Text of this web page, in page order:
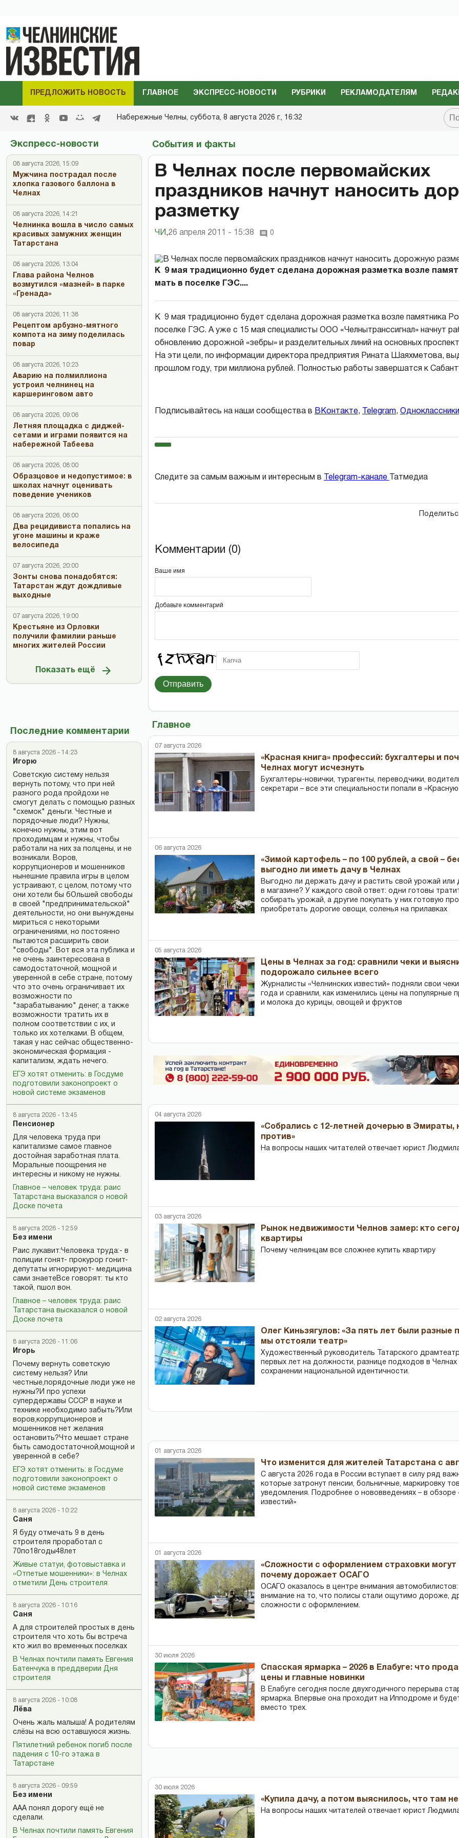
ПРЕДЛОЖИТЬ НОВОСТЬ ГЛАВНОЕ ЭКСПРЕСС-НОВОСТИ РУБРИКИ РЕКЛАМОДАТЕЛЯМ
Набережные Челны, суббота, 8 августа 2026 г., 16:32
Экспресс-новости
08 августа 2026, 15:09
Мужчина пострадал после
хлопка газового баллона в
Челнах
08 августа 2026, 14:21
Челнинка вошла в число самых
красивых замужних женщин
Татарстана
08 августа 2026, 13:04
Глава района Челнов
возмутился «мазней» в парке
«Гренада»
08 августа 2026, 11:38
Рецептом арбузно-мятного
компота на зиму поделилась
повар
08 августа 2026, 10:23
Аварию на полмиллиона
устроил челнинец на
каршеринговом авто
08 августа 2026, 09:06
Летняя площадка с диджей-
сетами и играми появится на
набережной Табеева
08 августа 2026, 08:00
Образцовое и недопустимое: в
школах начнут оценивать
поведение учеников
08 августа 2026, 06:00
Два рецидивиста попались на
угоне машины и краже
велосипеда
07 августа 2026, 20:00
Зонты снова понадобятся:
Татарстан ждут дождливые
выходные
07 августа 2026, 19:00
Крестьяне из Орловки
получили фамилии раньше
многих жителей России
Показать ещё
Последние комментарии
8 августа 2026 - 14:23
Игорю
Советскую систему нельзя
вернуть потому, что при ней
разного рода пройдохи не
смогут делать с помощью разных
"схемок" деньги. Честные и
порядочные люди? Нужны,
конечно нужны, этим вот
проходимцам и нужны, чтобы
работали на них за полцены, и не
возникали. Воров,
коррупционеров и мошенников
нынешние правила игры в целом
устраивают, с целом, потому что
они хотели бы бОльшей свободы
в своей "предпринимательской"
деятельности, но они вынуждены
мириться с некоторыми
ограничениями, но постоянно
пытаются расширить свои
"свободы". Вот вся эта публика и
не очень заинтересована в
самодостаточной, мощной и
уверенной в себе стране, потому
что это очень ограничивает их
возможности по
"зарабатыванию" денег, а также
возможности тратить их в
полном соответствии с их, и
только их хотелками. В общем,
такая у нас сейчас общественно-
экономическая формация -
капитализм, ждать нечего.
ЕГЭ хотят отменить: в Госдуме
подготовили законопроект о
новой системе экзаменов
8 августа 2026 - 13:45
Пенсионер
Для человека труда при
капитализме самое главное
достойная заработная плата.
Моральные поощрения не
интересны и никому не нужны.
Главное – человек труда: раис
Татарстана высказался о новой
Доске почета
8 августа 2026 - 12:59
Без имени
Раис лукавит:Человека труда:- в
полиции гонят- прокурор гонит-
депутаты игнорируют- медицина
сами знаетеВсе говорят: ты кто
такой, пшол вон.
Главное – человек труда: раис
Татарстана высказался о новой
Доске почета
8 августа 2026 - 11:06
Игорь
Почему вернуть советскую
систему нельзя? Или
честные,порядочные люди уже не
нужны?И про успехи
супердержавы СССР в науке и
технике необходимо забыть?Или
воров,коррупционеров и
мошенников нет желания
остановить?Что мешает стране
быть самодостаточной,мощной и
уверенной в себе?
ЕГЭ хотят отменить: в Госдуме
подготовили законопроект о
новой системе экзаменов
8 августа 2026 - 10:22
Саня
Я буду отмечать 9 в день
строителя проработал с
70по18годы48лет
Живые статуи, фотовыставка и
«Отпетые мошенники»: в Челнах
отметили День строителя
8 августа 2026 - 10:16
Саня
А для строителей простых в день
строителя что хоть бы встреча
кто жил во временных поселках
В Челнах почтили память Евгения
Батенчука в преддверии Дня
строителя
8 августа 2026 - 10:08
Лёва
Очень жаль малыша! А родителям
слёзы на всю оставшуюся жизнь.
Пятилетний ребенок погиб после
падения с 10-го этажа в
Татарстане
8 августа 2026 - 09:59
Без имени
ААА понял дорогу ещё не
сделали.
В Челнах почтили память Евгения
События и факты
В Челнах после первомайских
праздников начнут наносить
разметку
ЧИ ,26 апреля 2011 - 15:38 0
К 9 мая традиционно будет сделана дорожная разметка возле
мать в поселке ГЭС....
К 9 мая традиционно будет сделана дорожная разметка возле памятника
поселке ГЭС. А уже с 15 мая специалисты ООО «Челнытранссигнал» начнут
обновлению дорожной «зебры» и разделительных линий на основных
На эти цели, по информации директора предприятия Рината Шаяхметова,
прошлом году, три миллиона рублей. Полностью работы завершатся к
Подписывайтесь на наши сообщества в ВКонтакте, Telegram, Одноклассники
Следите за самым важным и интересным в Telegram-канале Татмедиа
Комментарии (0)
Ваше имя
Добавьте комментарий
Отправить
Главное
07 августа 2026
«Красная книга» профессий: бухгалтеры и
Челнах могут исчезнуть
Бухгалтеры-новички, тур­агенты, переводчики,
секретари – все эти специальности попали в
06 августа 2026
«Зимой картофель – по 100 рублей, а свой –
выгодно ли иметь дачу в Челнах
Выгодно ли держать дачу и растить свой урожай или
в магазине? У каждого свой ответ: одни готовы
собирать урожай, а другие покупать у них готовую
приобретать дорогие овощи, соленья на прилавках
05 августа 2026
Цены в Челнах за год: сравнили чеки и
подорожало сильнее всего
Журналисты «Челнинских известий» подняли свои
года и сравнили, как изменились цены на популярные
и молока до курицы, овощей и фруктов
04 августа 2026
«Собрались с 12-летней дочерью в
против»
На вопросы наших читателей отвечает юрист
03 августа 2026
Рынок недвижимости Челнов замер: кто
квартиры
Почему челнинцам все сложнее купить квартиру
02 августа 2026
Олег Киньзягулов: «За пять лет были разные
мы отстояли театр»
Художественный руководитель Татарского
первых лет на должности, разнице подходов в Челнах
сохранении национальной идентичности.
01 августа 2026
Что изменится для жителей Татарстана с
С августа 2026 года в России вступает в силу ряд
которые затронут пенсии, больничные, маркировку
уведомления. Подробнее о нововведениях – в обзоре
известий»
01 августа 2026
«Сложности с оформлением страховки могут
почему дорожает ОСАГО
ОСАГО оказалось в центре внимания
внимание на то, что полисы стали ощутимо дороже,
сложности с оформлением.
30 июля 2026
Спасская ярмарка – 2026 в Елабуге: что
цены и главные новинки
В Елабуге сегодня после двухгодичного перерыва
ярмарка. Впервые она проходит на Ипподроме и
вместо трех.
30 июля 2026
«Купила дачу, а потом выяснилось, что там
На вопросы наших читателей отвечает юрист